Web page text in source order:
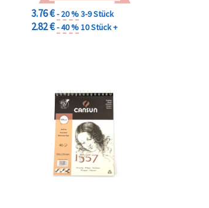
3.76 €- 20 %3-9 Stück
2.82 €- 40 %10 Stück +